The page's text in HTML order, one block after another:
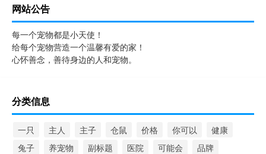
网站公告
每一个宠物都是小天使！
给每个宠物营造一个温馨有爱的家！
心怀善念，善待身边的人和宠物。
分类信息
一只 主人 主子 仓鼠 价格 你可以
健康
兔子
养宠物 副标题 医院 可能会
品牌